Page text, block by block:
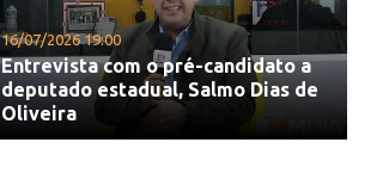
16/07/2026 19:00
Entrevista com o pré-candidato a
deputado estadual, Salmo Dias de
Oliveira